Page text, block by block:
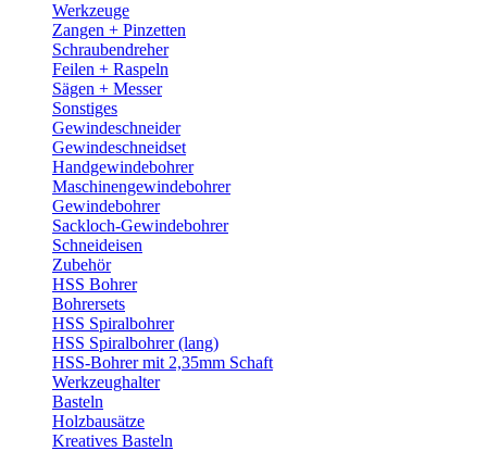
Werkzeuge
Zangen + Pinzetten
Schraubendreher
Feilen + Raspeln
Sägen + Messer
Sonstiges
Gewindeschneider
Gewindeschneidset
Handgewindebohrer
Maschinengewindebohrer
Gewindebohrer
Sackloch-Gewindebohrer
Schneideisen
Zubehör
HSS Bohrer
Bohrersets
HSS Spiralbohrer
HSS Spiralbohrer (lang)
HSS-Bohrer mit 2,35mm Schaft
Werkzeughalter
Basteln
Holzbausätze
Kreatives Basteln